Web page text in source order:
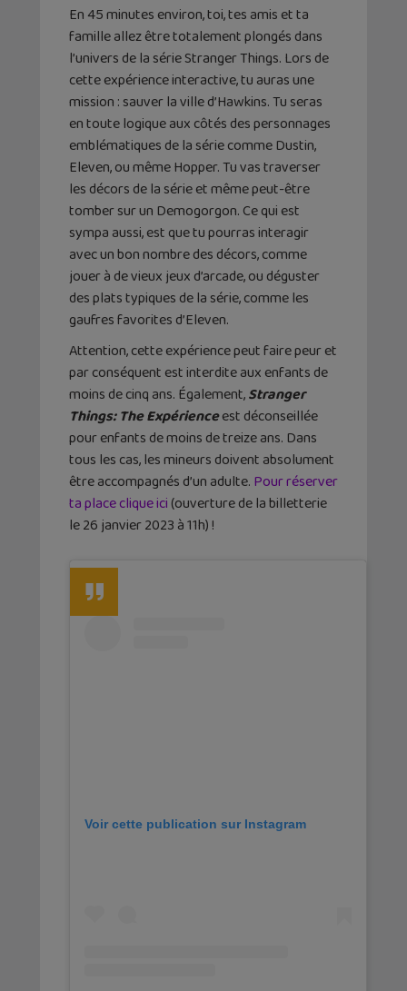
En 45 minutes environ, toi, tes amis et ta
famille allez être totalement plongés dans
l’univers de la série Stranger Things. Lors de
cette expérience interactive, tu auras une
mission : sauver la ville d’Hawkins. Tu seras
en toute logique aux côtés des personnages
emblématiques de la série comme Dustin,
Eleven, ou même Hopper. Tu vas traverser
les décors de la série et même peut-être
tomber sur un Demogorgon. Ce qui est
sympa aussi, est que tu pourras interagir
avec un bon nombre des décors, comme
jouer à de vieux jeux d’arcade, ou déguster
des plats typiques de la série, comme les
gaufres favorites d’Eleven.
Attention, cette expérience peut faire peur et
par conséquent est interdite aux enfants de
moins de cinq ans. Également,Stranger
Things: The Expérienceest déconseillée
pour enfants de moins de treize ans. Dans
tous les cas, les mineurs doivent absolument
être accompagnés d’un adulte. Pour réserver
ta place clique ici(ouverture de la billetterie
le 26 janvier 2023 à 11h) !
Voir cette publication sur Instagram